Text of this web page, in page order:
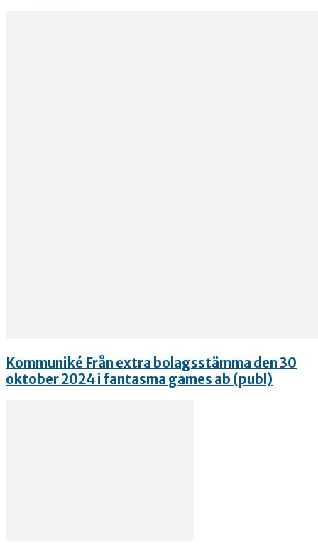
Kommuniké Från extra bolagsstämma den 30
oktober 2024 i fantasma games ab (publ)